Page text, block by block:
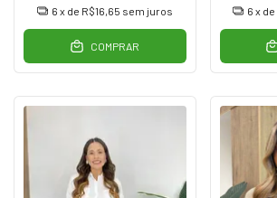
6 x de R$16,65 sem juros
COMPRAR
6 x de